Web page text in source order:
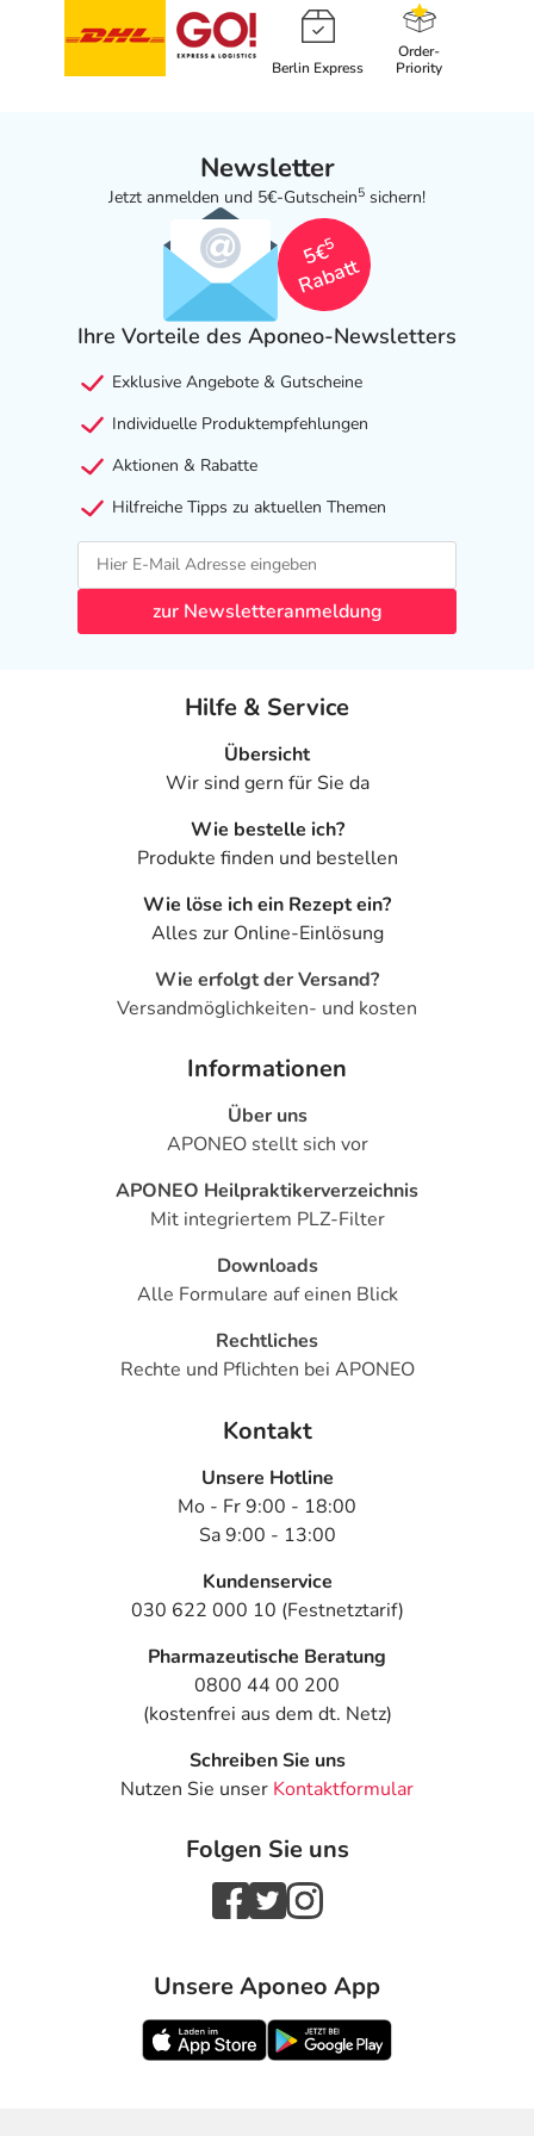
Berlin Express
Order-
Priority
Newsletter
Jetzt anmelden und 5€-Gutschein5 sichern!
5€
5
Rabatt
Ihre Vorteile des Aponeo-Newsletters
Exklusive Angebote & Gutscheine
Individuelle Produktempfehlungen
Aktionen & Rabatte
Hilfreiche Tipps zu aktuellen Themen
zur Newsletteranmeldung
Hilfe & Service
Übersicht
Wir sind gern für Sie da
Wie bestelle ich?
Produkte finden und bestellen
Wie löse ich ein Rezept ein?
Alles zur Online-Einlösung
Wie erfolgt der Versand?
Versandmöglichkeiten- und kosten
Informationen
Über uns
APONEO stellt sich vor
APONEO Heilpraktikerverzeichnis
Mit integriertem PLZ-Filter
Downloads
Alle Formulare auf einen Blick
Rechtliches
Rechte und Pflichten bei APONEO
Kontakt
Unsere Hotline
Mo - Fr 9:00 - 18:00
Sa 9:00 - 13:00
Kundenservice
030 622 000 10 (Festnetztarif)
Pharmazeutische Beratung
0800 44 00 200
(kostenfrei aus dem dt. Netz)
Schreiben Sie uns
Nutzen Sie unser Kontaktformular
Folgen Sie uns
Unsere Aponeo App